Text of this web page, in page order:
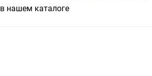
в нашем каталоге